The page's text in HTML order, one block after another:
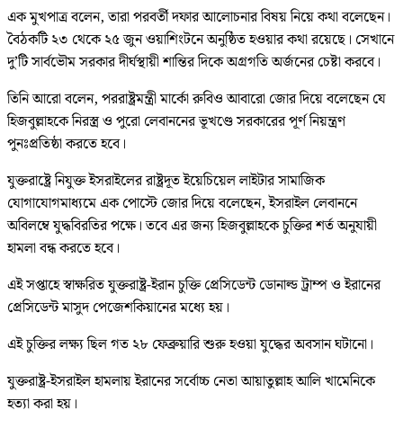
এক মুখপাত্র বলেন, তারা পরবর্তী দফার আলোচনার বিষয় নিয়ে কথা বলেছেন।
বৈঠকটি ২৩ থেকে ২৫ জুন ওয়াশিংটনে অনুষ্ঠিত হওয়ার কথা রয়েছে। সেখানে
দু’টি সার্বভৌম সরকার দীর্ঘস্থায়ী শান্তির দিকে অগ্রগতি অর্জনের চেষ্টা করবে।
তিনি আরো বলেন, পররাষ্ট্রমন্ত্রী মার্কো রুবিও আবারো জোর দিয়ে বলেছেন যে
হিজবুল্লাহকে নিরস্ত্র ও পুরো লেবাননের ভূখণ্ডে সরকারের পূর্ণ নিয়ন্ত্রণ
পুনঃপ্রতিষ্ঠা করতে হবে।
যুক্তরাষ্ট্রে নিযুক্ত ইসরাইলের রাষ্ট্রদূত ইয়েচিয়েল লাইটার সামাজিক
যোগাযোগমাধ্যমে এক পোস্টে জোর দিয়ে বলেছেন, ইসরাইল লেবাননে
অবিলম্বে যুদ্ধবিরতির পক্ষে। তবে এর জন্য হিজবুল্লাহকে চুক্তির শর্ত অনুযায়ী
হামলা বন্ধ করতে হবে।
এই সপ্তাহে স্বাক্ষরিত যুক্তরাষ্ট্র-ইরান চুক্তি প্রেসিডেন্ট ডোনাল্ড ট্রাম্প ও ইরানের
প্রেসিডেন্ট মাসুদ পেজেশকিয়ানের মধ্যে হয়।
এই চুক্তির লক্ষ্য ছিল গত ২৮ ফেব্রুয়ারি শুরু হওয়া যুদ্ধের অবসান ঘটানো।
যুক্তরাষ্ট্র-ইসরাইল হামলায় ইরানের সর্বোচ্চ নেতা আয়াতুল্লাহ আলি খামেনিকে
হত্যা করা হয়।